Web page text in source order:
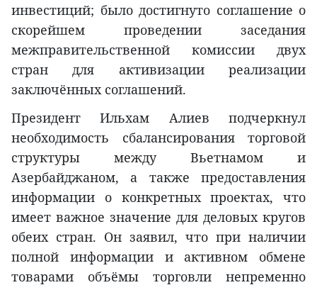
инвестиций; было достигнуто соглашение о
скорейшем проведении заседания
межправительственной комиссии двух
стран для активизации реализации
заключённых соглашений.
Президент Ильхам Алиев подчеркнул
необходимость сбалансирования торговой
структуры между Вьетнамом и
Азербайджаном, а также предоставления
информации о конкретных проектах, что
имеет важное значение для деловых кругов
обеих стран. Он заявил, что при наличии
полной информации и активном обмене
товарами объёмы торговли непременно